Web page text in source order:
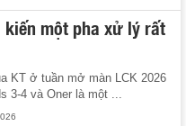
kiến một pha xử lý rất
KT ở tuần mở màn LCK 2026
3-4 và Oner là một ...